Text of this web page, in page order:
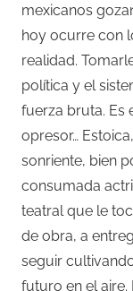
mexicanos
hoy ocurre con
realidad.
política y el
fuerza bruta. Es
opresor…
sonriente, bien
consumada
teatral que le
de obra, a
seguir
futuro en el aire.